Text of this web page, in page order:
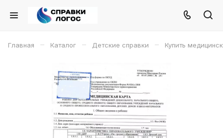
Главная – Каталог – Детские справки – Купить